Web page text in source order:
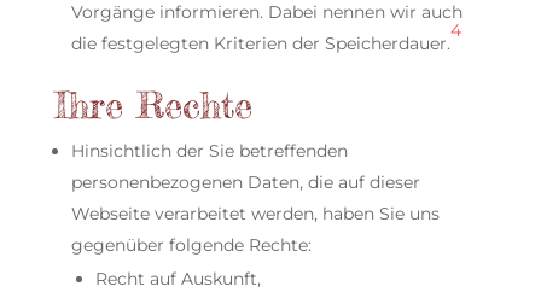
Vorgänge informieren. Dabei nennen wir auch
die festgelegten Kriterien der Speicherdauer.
4
Ihre Rechte
Hinsichtlich der Sie betreffenden
personenbezogenen Daten, die auf dieser
Webseite verarbeitet werden, haben Sie uns
gegenüber folgende Rechte:
Recht auf Auskunft,